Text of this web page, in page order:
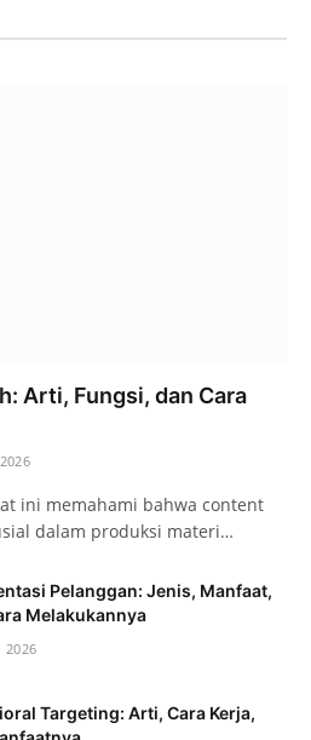
Arti, Fungsi, dan Cara
ini memahami bahwa content
dalam produksi materi…
Pelanggan: Jenis, Manfaat,
Melakukannya
2026
Targeting: Arti, Cara Kerja,